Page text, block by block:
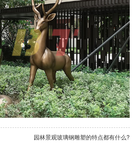
园林景观玻璃钢雕塑的特点都有什么?